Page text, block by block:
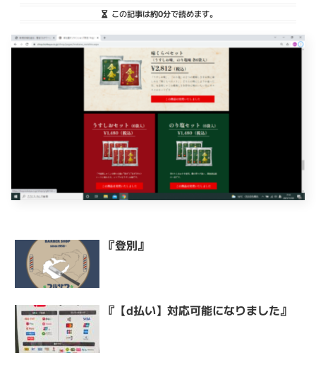
この記事は約0分で読めます。
『登別』
『【d払い】対応可能になりました』